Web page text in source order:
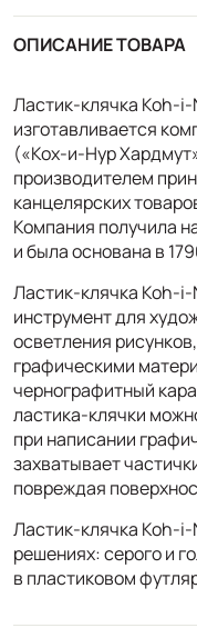
ОПИСАНИЕ ТОВАРА
Ластик-клячка Koh-
изготавливается
(«Кох-и-Нур
производителем
канцелярских
Компания получила
и была основана в
Ластик-клячка Koh-
инструмент для
осветления
графическими
чернографитный
ластика-клячки
при написании
захватывает
повреждая
Ластик-клячка Koh-
решениях: серого и
в пластиковом